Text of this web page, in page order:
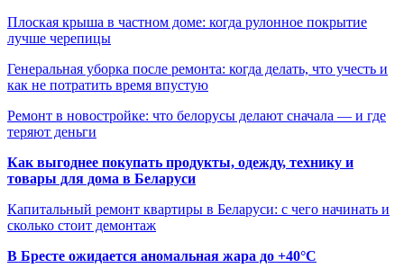
Плоская крыша в частном доме: когда рулонное покрытие
лучше черепицы
Генеральная уборка после ремонта: когда делать, что учесть и
как не потратить время впустую
Ремонт в новостройке: что белорусы делают сначала — и где
теряют деньги
Как выгоднее покупать продукты, одежду, технику и
товары для дома в Беларуси
Капитальный ремонт квартиры в Беларуси: с чего начинать и
сколько стоит демонтаж
В Бресте ожидается аномальная жара до +40°C